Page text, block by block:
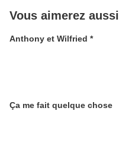
Vous aimerez aussi
Anthony et Wilfried *
Ça me fait quelque chose